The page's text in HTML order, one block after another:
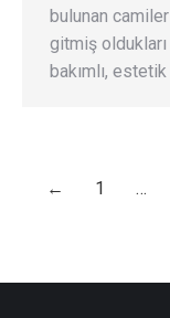
bulunan
gitmiş
bakımlı,
← 1 …